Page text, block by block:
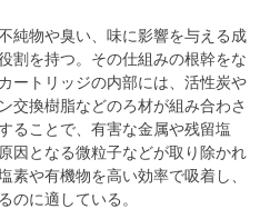
純物や臭い、味に影響を与える成
割を持つ。その仕組みの根幹をな
ートリッジの内部には、活性炭や
交換樹脂などのろ材が組み合わさ
ることで、有害な金属や残留塩
因となる微粒子などが取り除かれ
素や有機物を高い効率で吸着し、
のに適している。